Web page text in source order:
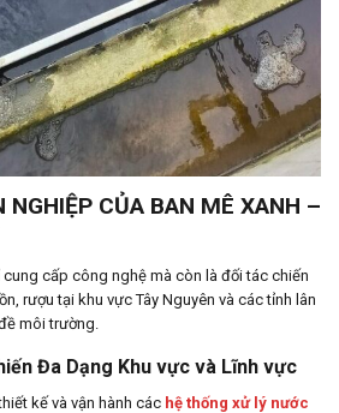
NGHIỆP CỦA BAN MÊ XANH –
cấp công nghệ mà còn là đối tác chiến
rượu tại khu vực Tây Nguyên và các tỉnh lân
môi trường.
Đa Dạng Khu vực và Lĩnh vực
kế và vận hành các hệ thống xử lý nước